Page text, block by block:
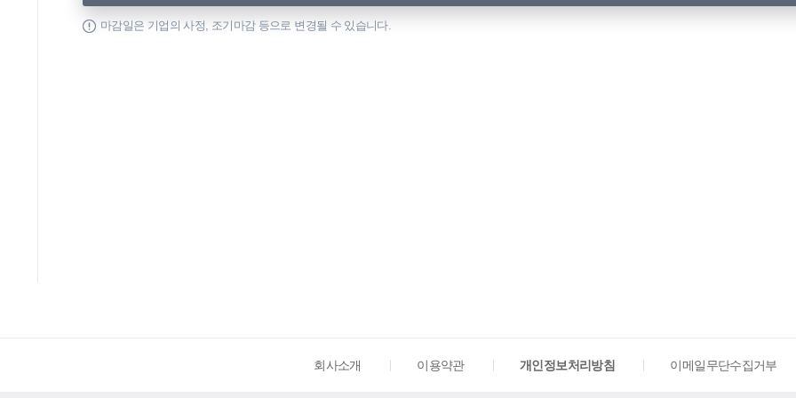
마감일은 기업의 사정, 조기마감 등으로 변경될 수 있습니다.
회사소개 이용약관 개인정보처리방침 이메일무단수집거부